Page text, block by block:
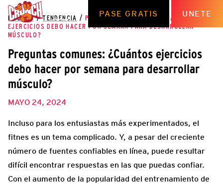
PASE GRATIS UNETE
EL BLOG / TENDENCIA /
PREGUNTAS COMUNES: ¿CUÁNTOS
EJERCICIOS DEBO HACER POR SEMANA PARA DESARROLLAR
MÚSCULO?
Preguntas comunes: ¿Cuántos ejercicios
debo hacer por semana para desarrollar
músculo?
MAYO 24, 2024
Incluso para los entusiastas más experimentados, el
fitnes es un tema complicado. Y, a pesar del creciente
número de fuentes confiables en línea, puede resultar
difícil encontrar respuestas en las que puedas confiar.
Con el aumento de la popularidad del entrenamiento de